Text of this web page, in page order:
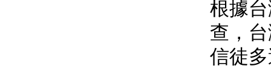
根據
查，
信徒